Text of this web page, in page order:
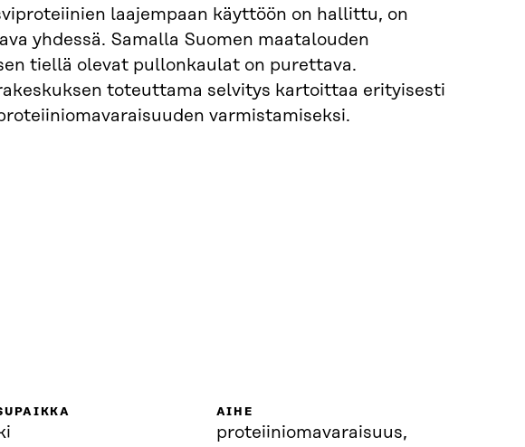
laajempaan käyttöön on hallittu, on
yhdessä. Samalla Suomen maatalouden
tiellä olevat pullonkaulat on purettava.
toteuttama selvitys kartoittaa erityisesti
varmistamiseksi.
AIHE
proteiiniomavaraisuus,